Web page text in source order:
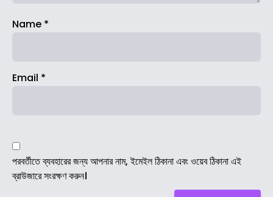
Name *
Email *
পরবর্তীতে ব্যবহারের জন্য আপনার নাম, ইমেইল ঠিকানা এবং ওয়েব ঠিকানা এই
ব্রাউজারে সংরক্ষণ করুন।